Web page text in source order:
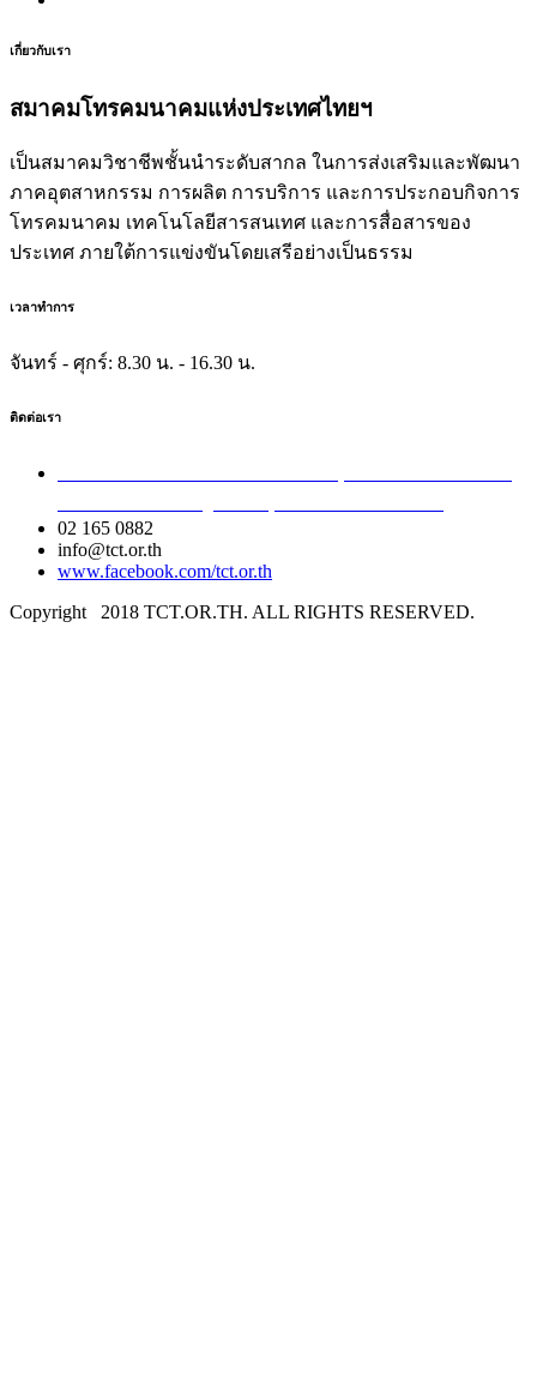
เกี่ยวกับเรา
สมาคมโทรคมนาคมแห่งประเทศไทยฯ
เป็นสมาคมวิชาชีพชั้นนำระดับสากล ในการส่งเสริมและพัฒนา
ภาคอุตสาหกรรม การผลิต การบริการ และการประกอบกิจการ
โทรคมนาคม เทคโนโลยีสารสนเทศ และการสื่อสารของ
ประเทศ ภายใต้การแข่งขันโดยเสรีอย่างเป็นธรรม
เวลาทำการ
จันทร์ - ศุกร์: 8.30 น. - 16.30 น.
ติดต่อเรา
02 165 0882
info@tct.or.th
www.facebook.com/tct.or.th
Copyright
2018 TCT.OR.TH. ALL RIGHTS RESERVED.